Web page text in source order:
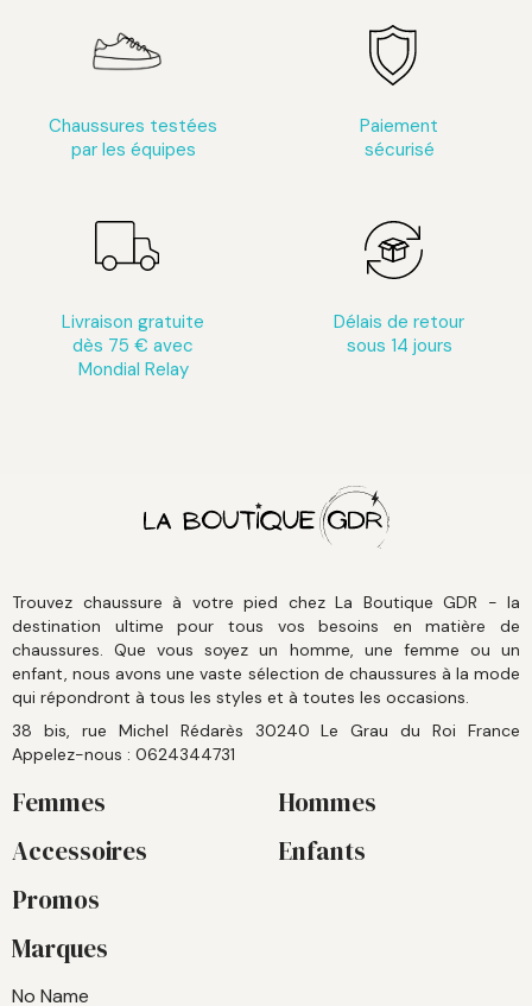
Chaussures testées
par les équipes
Paiement
sécurisé
Livraison gratuite
dès 75 € avec
Mondial Relay
Délais de retour
sous 14 jours
Trouvez chaussure à votre pied chez La Boutique GDR - la
destination ultime pour tous vos besoins en matière de
chaussures. Que vous soyez un homme, une femme ou un
enfant, nous avons une vaste sélection de chaussures à la mode
qui répondront à tous les styles et à toutes les occasions.
38 bis, rue Michel Rédarès 30240 Le Grau du Roi France
Appelez-nous : 0624344731
Femmes
Accessoires
Promos
Hommes
Enfants
Marques
No Name